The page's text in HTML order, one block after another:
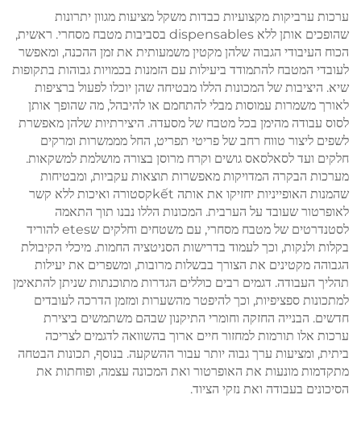
ערכות ערביקות מקצועיות כבדות משקל מציעות מגוון יתרונות
שהופכים אותן ללא dispensables בסביבות מטבח מסחרי. ראשית,
הכוח העיבודי הגבוה שלהן מקטין משמעותית את זמן ההכנה, ומאפשר
לעובדי המטבח להתמודד ביעילות עם הזמנות בכמויות גבוהות בתקופות
שיא. היציבות של המכונות הללו מבטיחה שהן יוכלו לפעול ברציפות
לאורך משמרות עמוסות מבלי להתחמם או להיבהל, מה שהופך אותן
לסוס עבודה מהימן בכל מטבח של מסעדה. היצירתיות שלהן מאפשרת
לשפים ליצור טווח רחב של פריטי תפריט, החל מממשרות ומרקים
חלקים ועד לסאלסאס גושים וקרח מרוסן בצורה מושלמת למשקאות.
מערכות הבקרה המדויקות מאפשרות תוצאות עקביות, ומבטיחות
שהמנות האופייניות יחזיקו את אותה kếtקסטורה ואיכות ללא קשר
לאופרטור שעובד על הערבית. המכונות הללו נבנו תוך התאמה
לסטנדרטים של מטבח מסחרי, עם משטחים וחלקים שetes להוריד
בקלות ולנקות, וכך לעמוד בדרישות הסניטציה החמות. מיכלי הקיבולת
הגבוהה מקטינים את הצורך בבשלות מרובות, ומשפרים את יעילות
תהליך העבודה. דגמים רבים כוללים הגדרות מתוכנתות שניתן להתאימן
למתכונות ספציפיות, וכך להיפטר מהשערות ומזמן הדרכה לעובדים
חדשים. הבנייה החזקה וחומרי התיקנון שבהם משתמשים ביצירת
ערכות אלו תורמות למחזור חיים ארוך בהשוואה לדגמים לצריכה
ביתית, ומציעות ערך גבוה יותר עבור ההשקעה. בנוסף, תכונות הבטחה
מתקדמות מונעות את האופרטור ואת המכונה עצמה, ופוחתות את
הסיכונים בעבודה ואת נזקי הציוד.